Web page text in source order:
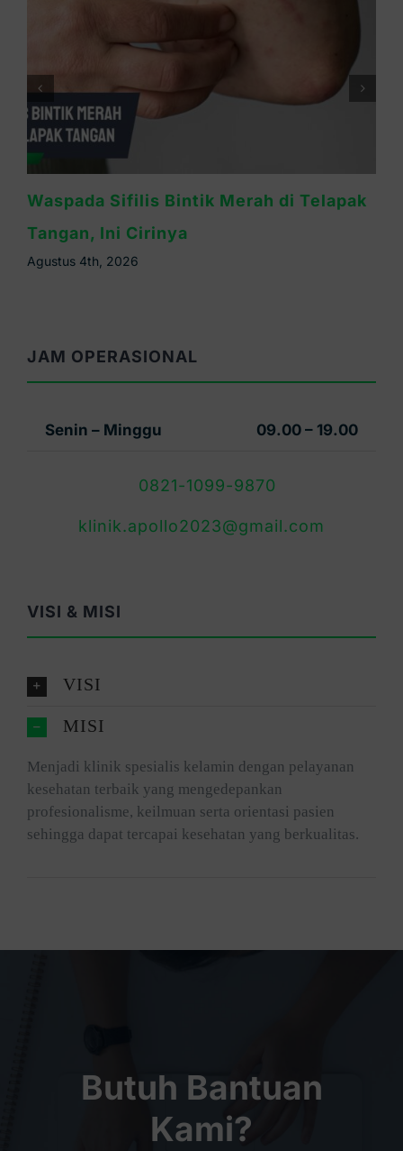
Ruam Sifilis Apakah Gatal? Ini
Penjelasannya
Agustus 3rd, 2026
JAM OPERASIONAL
Senin – Minggu 09.00 – 19.00
0821-1099-9870
klinik.apollo2023@gmail.com
VISI & MISI
VISI
MISI
Menjadi klinik spesialis kelamin dengan pelayanan
kesehatan terbaik yang mengedepankan
profesionalisme, keilmuan serta orientasi pasien
sehingga dapat tercapai kesehatan yang berkualitas.
Butuh Bantuan
Kami?